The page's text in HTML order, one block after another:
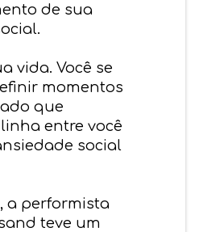
de sua
vida. Você se
momentos
que
entre você
social
a performista
teve um